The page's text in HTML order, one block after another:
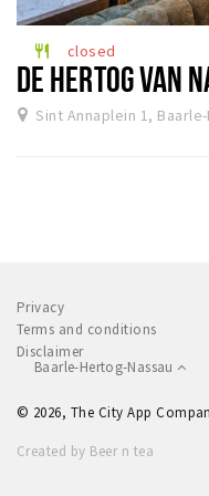
Dormir
Récréation
Achats
Activité
Piste cyclable
restaurant closed
DE HERTOG VAN
Sint Annaplein 1, Baarle-
Privacy
Terms and conditions
Disclaimer
Baarle-Hertog-Nassau
© 2026, The City App
Created by Beer n tea